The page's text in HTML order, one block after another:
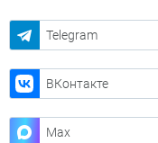
Telegram
ВКонтакте
Max